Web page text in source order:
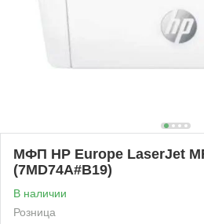
МФП HP Europe LaserJet
(7MD74A#B19)
В наличии
Розница